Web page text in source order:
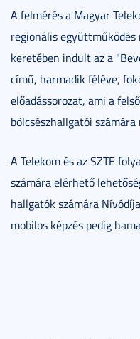
A felmérés a Magyar
regionális együttműködés
keretében indult az a
című, harmadik féléve,
előadássorozat, ami a
bölcsészhallgatói
A Telekom és az SZTE
számára elérhető
hallgatók számára
mobilos képzés pedig